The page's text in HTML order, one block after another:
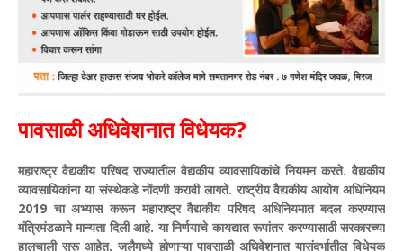
पावसाळी अधिवेशनात विधेयक?
महाराष्ट्र वैद्यकीय परिषद राज्यातील वैद्यकीय व्यावसायिकांचे नियमन करते. वैद्यकीय
व्यावसायिकांना या संस्थेकडे नोंदणी करावी लागते. राष्ट्रीय वैद्यकीय आयोग अधिनियम
2019 चा अभ्यास करून महाराष्ट्र वैद्यकीय परिषद अधिनियमात बदल करण्यास
मंत्रिमंडळाने मान्यता दिली आहे. या निर्णयाचे कायद्यात रूपांतर करण्यासाठी सरकारच्या
हालचाली सुरू आहेत. जुलैमध्ये होणाऱ्या पावसाळी अधिवेशनात यासंदर्भातील विधेयक